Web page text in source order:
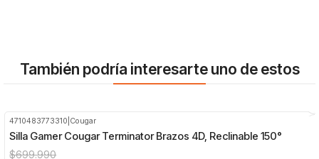
También podría interesarte uno de estos
4710483773310 Cougar
Silla Gamer Cougar Terminator Brazos 4D, Reclinable 150°
$699.990